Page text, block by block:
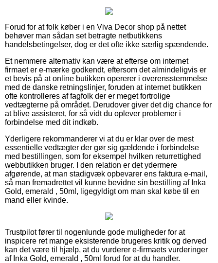
Forud for at folk køber i en Viva Decor shop på nettet
behøver man sådan set betragte netbutikkens
handelsbetingelser, dog er det ofte ikke særlig spændende.
Et nemmere alternativ kan være at efterse om internet
firmaet er e-mærke godkendt, eftersom det almindeligvis er
et bevis på at online butikken opererer i overensstemmelse
med de danske retningslinjer, foruden at internet butikken
ofte kontrolleres af fagfolk der er meget fortrolige
vedtægterne på området. Derudover giver det dig chance for
at blive assisteret, for så vidt du oplever problemer i
forbindelse med dit indkøb.
Yderligere rekommanderer vi at du er klar over de mest
essentielle vedtægter der gør sig gældende i forbindelse
med bestillingen, som for eksempel hvilken returrettighed
webbutikken bruger. I den relation er det ydermere
afgørende, at man stadigvæk opbevarer ens faktura e-mail,
så man fremadrettet vil kunne bevidne sin bestilling af Inka
Gold, emerald , 50ml, ligegyldigt om man skal købe til en
mand eller kvinde.
Trustpilot fører til nogenlunde gode muligheder for at
inspicere ret mange eksisterende brugeres kritik og derved
kan det være til hjælp, at du vurderer e-firmaets vurderinger
af Inka Gold, emerald , 50ml forud for at du handler.